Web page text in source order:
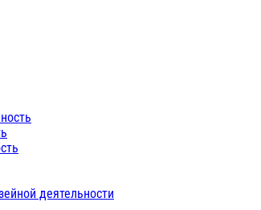
деятельности